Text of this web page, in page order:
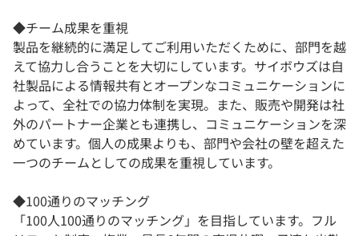
◆チーム成果を重視
製品を継続的に満足してご利用いただくために、部門を越
えて協力し合うことを大切にしています。サイボウズは自
社製品による情報共有とオープンなコミュニケーションに
よって、全社での協力体制を実現。また、販売や開発は社
外のパートナー企業とも連携し、コミュニケーションを深
めています。個人の成果よりも、部門や会社の壁を超えた
一つのチームとしての成果を重視しています。
◆100通りのマッチング
「100人100通りのマッチング」を目指しています。フル